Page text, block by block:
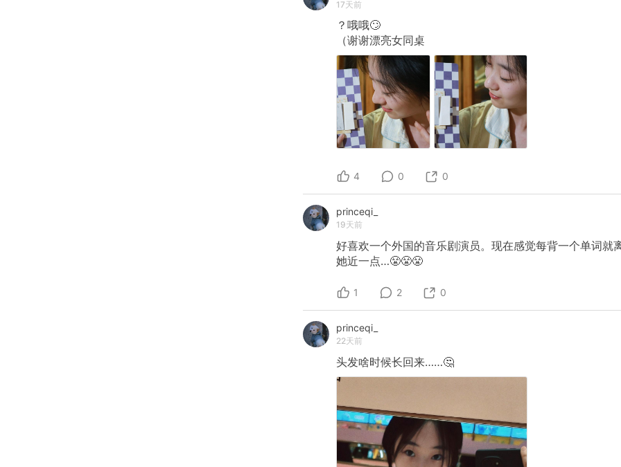
17天前
？哦哦🙄
（谢谢漂亮女同桌
4 0 0
princeqi_
19天前
好喜欢一个外国的音乐剧演员。现在感觉每背一个单词就
她近一点…😤😤😤
1 2 0
princeqi_
22天前
头发啥时候长回来……🤔